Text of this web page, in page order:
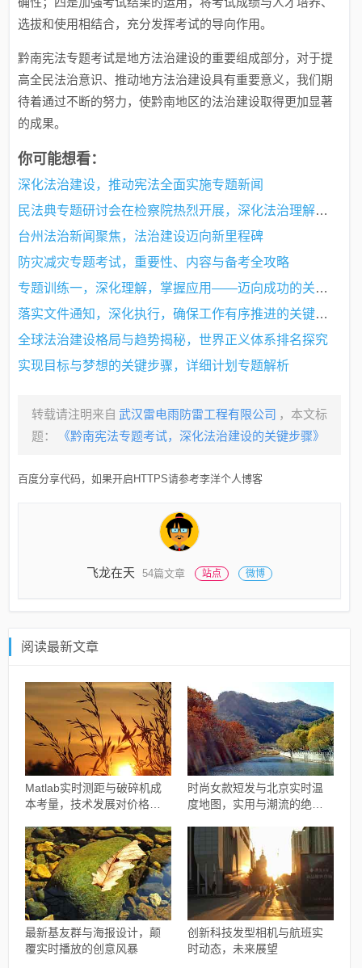
选拔和使用相结合，充分发挥考试的导向作用。
黔南宪法专题考试是地方法治建设的重要组成部分，对于提
高全民法治意识、推动地方法治建设具有重要意义，我们期
待着通过不断的努力，使黔南地区的法治建设取得更加显著
的成果。
你可能想看：
深化法治建设，推动宪法全面实施专题新闻
民法典专题研讨会在检察院热烈开展，深化法治理解，共筑法治社会新篇章
台州法治新闻聚焦，法治建设迈向新里程碑
防灾减灾专题考试，重要性、内容与备考全攻略
专题训练一，深化理解，掌握应用——迈向成功的关键步骤
落实文件通知，深化执行，确保工作有序推进的关键步骤
全球法治建设格局与趋势揭秘，世界正义体系排名探究
实现目标与梦想的关键步骤，详细计划专题解析
转载请注明来自 武汉雷电雨防雷工程有限公司 ，本文标
题：
《黔南宪法专题考试，深化法治建设的关键步骤》
百度分享代码，如果开启HTTPS请参考李洋个人博客
飞龙在天 54篇文章 站点 微博
阅读最新文章
Matlab实时测距与破碎机成
本考量，技术发展对价格的
时尚女款短发与北京实时温
度地图，实用与潮流的绝佳
最新基友群与海报设计，颠
覆实时播放的创意风暴
创新科技发型相机与航班实
时动态，未来展望